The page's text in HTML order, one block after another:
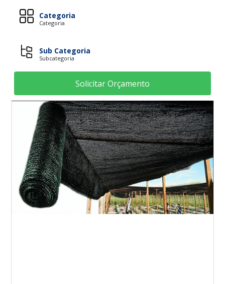
Categoria
Categoria
Sub Categoria
Subcategoria
Solicitar Orçamento